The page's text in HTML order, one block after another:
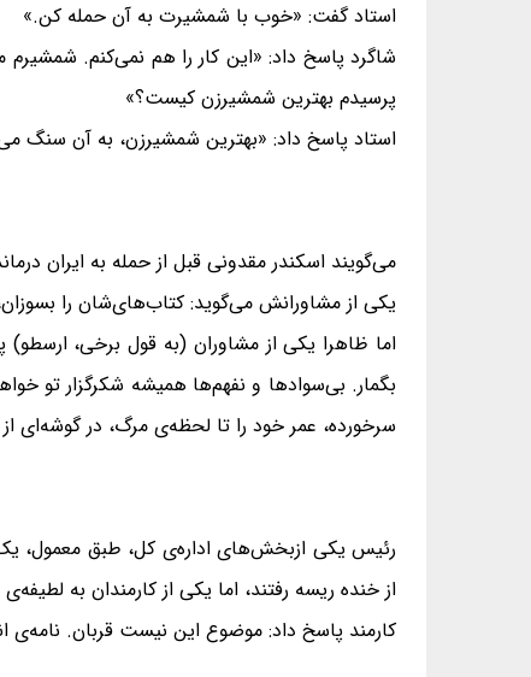
استاد گفت: «خوب با شمشیرت به آن حمله کن.»
شاگرد پاسخ داد: «این کار را هم نمی‌کنم.
پرسیدم بهترین شمشیرزن کیست؟»
استاد پاسخ داد: «بهترین شمشیرزن، به آن سنگ
می‌گویند اسکندر مقدونی قبل از حمله به ایران
یکی از مشاورانش می‌گوید: کتاب‌های‌شان را
اما ظاهرا یکی از مشاوران (به قول برخی،
بگمار. بی‌سوادها و نفهم‌ها همیشه شکرگزار تو
سرخورده، عمر خود را تا لحظه‌ی مرگ، در گوشه‌ای
رئیس یکی ازبخش‌های اداره‌ی کل، طبق معمول،
از خنده ریسه رفتند، اما یکی از کارمندان به
کارمند پاسخ داد: موضوع این نیست قربان. نامه‌ی